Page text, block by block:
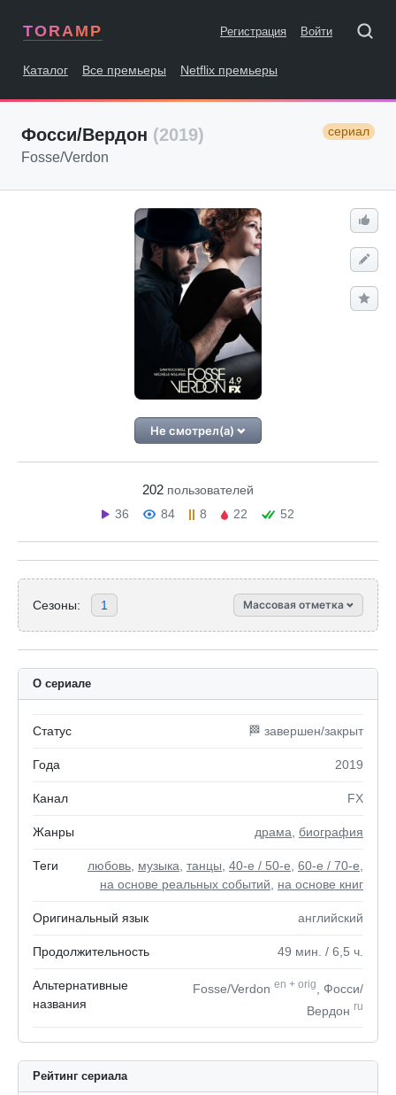
TORAMP Регистрация Войти
Каталог Все премьеры Netflix премьеры
Фосси/Вердон (2019) сериал
Fosse/Verdon
Не смотрел(а)
202 пользователей
36
84 8 22 52
Сезоны: 1 Массовая отметка
О сериале
Статус 🏁 завершен/закрыт
Года 2019
Канал FX
Жанры драма биография
Теги любовь музыка танцы 40-е / 50-е 60-е / 70-е
на основе реальных событий
на основе книг
Оригинальный язык английский
Продолжительность 49 мин. / 6,5 ч.
Альтернативные
названия
Fosse/Verdon en + orig
, Фосси/
Вердон ru
Рейтинг сериала